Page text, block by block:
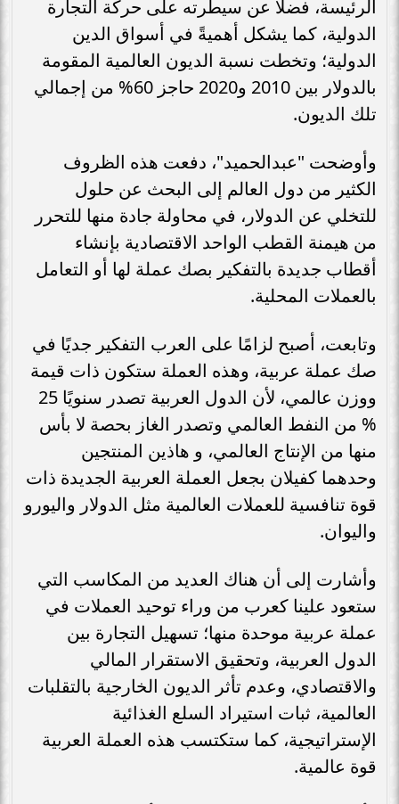
الرئيسة، فضلا عن سيطرته على حركة التجارة
الدولية، كما يشكل أهميةً في أسواق الدين
الدولية؛ وتخطت نسبة الديون العالمية المقومة
بالدولار بين 2010 و2020 حاجز 60% من إجمالي
تلك الديون.
وأوضحت "عبدالحميد"، دفعت هذه الظروف
الكثير من دول العالم إلى البحث عن حلول
للتخلي عن الدولار، في محاولة جادة منها للتحرر
من هيمنة القطب الواحد الاقتصادية بإنشاء
أقطاب جديدة بالتفكير بصك عملة لها أو التعامل
بالعملات المحلية.
وتابعت، أصبح لزامًا على العرب التفكير جديًا في
صك عملة عربية، وهذه العملة ستكون ذات قيمة
ووزن عالمي، لأن الدول العربية تصدر سنويًا 25
% من النفط العالمي وتصدر الغاز بحصة لا بأس
منها من الإنتاج العالمي، و هاذين المنتجين
وحدهما كفيلان بجعل العملة العربية الجديدة ذات
قوة تنافسية للعملات العالمية مثل الدولار واليورو
واليوان.
وأشارت إلى أن هناك العديد من المكاسب التي
ستعود علينا كعرب من وراء توحيد العملات في
عملة عربية موحدة منها؛ تسهيل التجارة بين
الدول العربية، وتحقيق الاستقرار المالي
والاقتصادي، وعدم تأثر الديون الخارجية بالتقلبات
العالمية، ثبات استيراد السلع الغذائية
الإستراتيجية، كما ستكتسب هذه العملة العربية
قوة عالمية.